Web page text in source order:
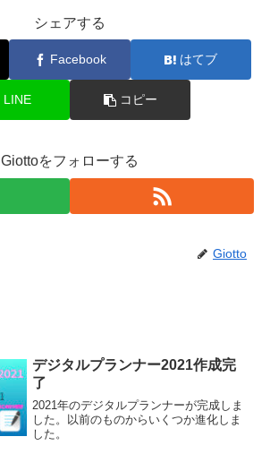
シェアする
Facebook はてブ
LINE コピー
Giottoをフォローする
Giotto
デジタルプランナー2021作成完
了
2021年のデジタルプランナーが完成しま
した。以前のものからいくつか進化しま
した。